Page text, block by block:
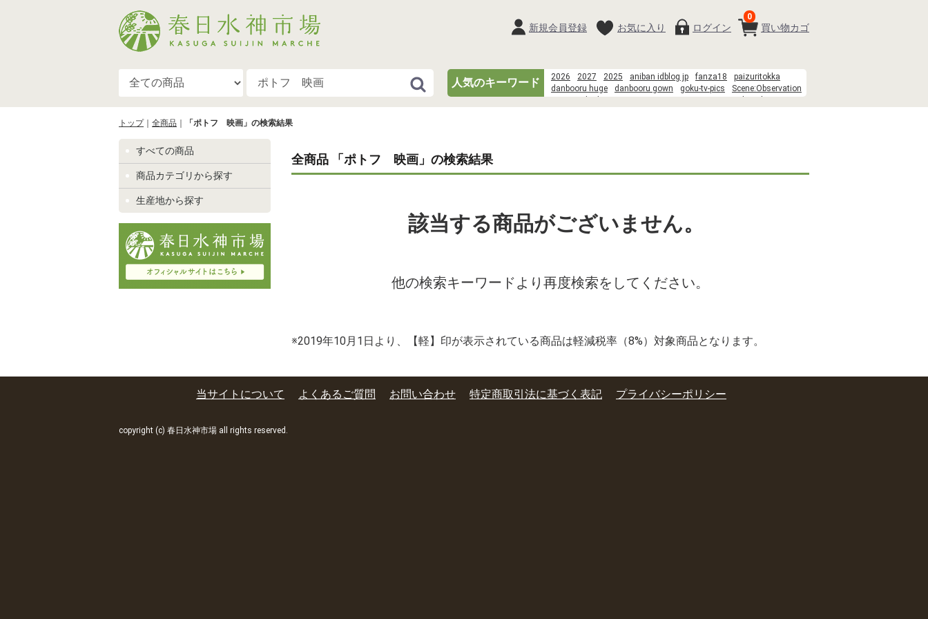
買い物カゴ
0
新規会員登録 お気に入り ログイン
人気のキーワード 2026 2027 2025 aniban idblog jp fanza18
paizuritokka
danbooru huge
danbooru gown goku-tv-pics
Scene:Observation
paizuriotkka
danbooru dress suisei danbooru
danbooru honkai
トップ 全商品 「ポトフ 映画」の検索結果
すべての商品
商品カテゴリから探す
生産地から探す
全商品 「ポトフ 映画」の検索結果
該当する商品がございません。
他の検索キーワードより再度検索をしてください。
※2019年10月1日より、【軽】印が表示されている商品は軽減税率（8%）対象商品となります。
当サイトについて よくあるご質問 お問い合わせ 特定商取引法に基づく表記 プライバシーポリシー
copyright (c) 春日水神市場 all rights reserved.